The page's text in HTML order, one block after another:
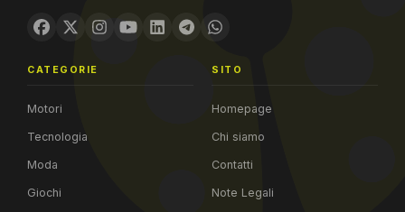
CATEGORIE
Motori
Tecnologia
Moda
Giochi
SITO
Homepage
Chi siamo
Contatti
Note Legali